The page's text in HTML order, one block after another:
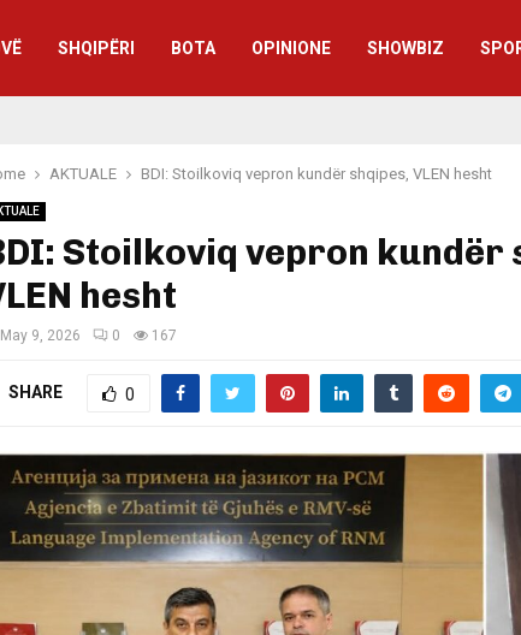
SHQIPËRI BOTA OPINIONE SHOWBIZ
AKTUALE BDI: Stoilkoviq vepron kundër shqipes, VLEN hesht
Stoilkoviq vepron kundër
hesht
May 9, 2026 0 167
SHARE 0